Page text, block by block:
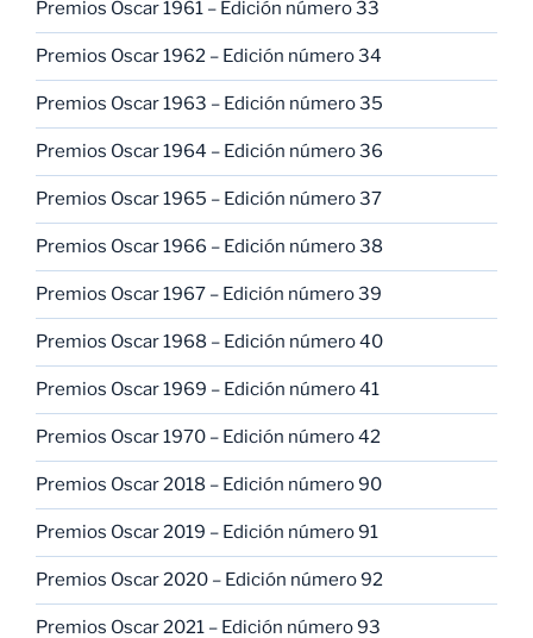
Premios Oscar 1961 – Edición número 33
Premios Oscar 1962 – Edición número 34
Premios Oscar 1963 – Edición número 35
Premios Oscar 1964 – Edición número 36
Premios Oscar 1965 – Edición número 37
Premios Oscar 1966 – Edición número 38
Premios Oscar 1967 – Edición número 39
Premios Oscar 1968 – Edición número 40
Premios Oscar 1969 – Edición número 41
Premios Oscar 1970 – Edición número 42
Premios Oscar 2018 – Edición número 90
Premios Oscar 2019 – Edición número 91
Premios Oscar 2020 – Edición número 92
Premios Oscar 2021 – Edición número 93